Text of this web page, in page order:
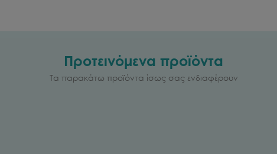
Προτεινόμενα προϊόντα
Τα παρακάτω προϊόντα ίσως σας ενδιαφέρουν